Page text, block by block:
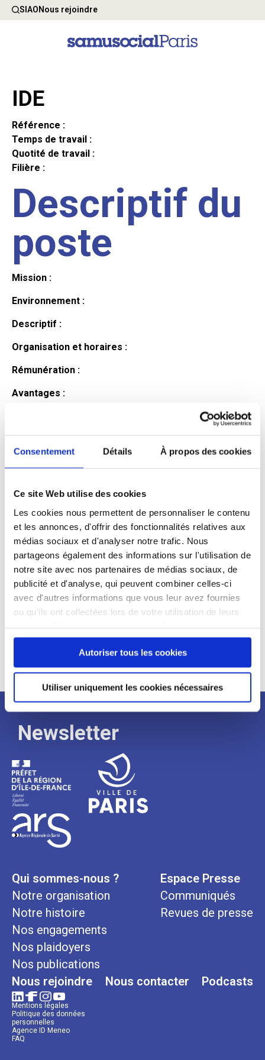
Consentement Détails À propos des cookies
Ce site Web utilise des cookies
Les cookies nous permettent de personnaliser le contenu
et les annonces, d'offrir des fonctionnalités relatives aux
médias sociaux et d'analyser notre trafic. Nous
partageons également des informations sur l'utilisation de
notre site avec nos partenaires de médias sociaux, de
publicité et d'analyse, qui peuvent combiner celles-ci
avec d'autres informations que vous leur avez fournies
ou qu'ils ont collectées lors de votre utilisation de leurs
continuez à utiliser notre site Web.
Autoriser tous les cookies
Utiliser uniquement les cookies nécessaires
SIAONous rejoindre
IDE
Référence :
Temps de travail :
Quotité de travail :
Filière :
Descriptif du
poste
Mission :
Environnement :
Descriptif :
Organisation et horaires :
Rémunération :
Avantages :
candidat
Profil recherché :
Expérience :
Processus
de
recrutement
Newsletter
Qui sommes-nous ?
Notre organisation
Notre histoire
Nos engagements
Nos plaidoyers
Nos publications
Espace Presse
Communiqués
Revues de presse
Nous rejoindre Nous contacter Podcasts
Mentions légales
Politique des données
personnelles
Agence ID Meneo
FAQ